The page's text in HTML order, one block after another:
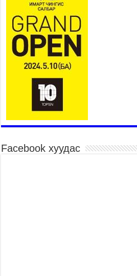
Үндэсний их сурын харваанд 850 харваач
мэргэнээ сорьж байна
2026 оны 7 сар 15 / 11 цаг 03 минут
Төв цэнгэлдэхийн эргэн тойронд
2026 оны 7 сар 15 / 10 цаг 58 минут
Үндэсний их баяр наадмын шагайн харваа
насанд хүрэгчдийн багийн харваагаар
үргэлжилж байна
2026 оны 7 сар 15 / 10 цаг 52 минут
Үндэсний их баяр наадмын хүчит бөхийн
Facebook хуудас